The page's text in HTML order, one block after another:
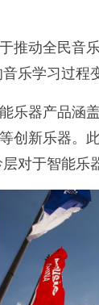
动全民音乐
乐学习过程
器产品涵盖
创新乐器。
对于智能乐